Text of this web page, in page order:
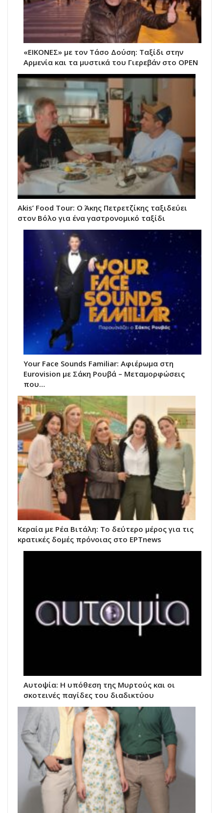
«ΕΙΚΟΝΕΣ» με τον Τάσο Δούση: Ταξίδι στην
Αρμενία και τα μυστικά του Γιερεβάν στο OPEN
Akis’ Food Tour: Ο Άκης Πετρετζίκης ταξιδεύει
στον Βόλο για ένα γαστρονομικό ταξίδι
Your Face Sounds Familiar: Αφιέρωμα στη
Eurovision με Σάκη Ρουβά – Μεταμορφώσεις
που…
Κεραία με Ρέα Βιτάλη: Το δεύτερο μέρος για τις
κρατικές δομές πρόνοιας στο ΕΡΤnews
Αυτοψία: Η υπόθεση της Μυρτούς και οι
σκοτεινές παγίδες του διαδικτύου